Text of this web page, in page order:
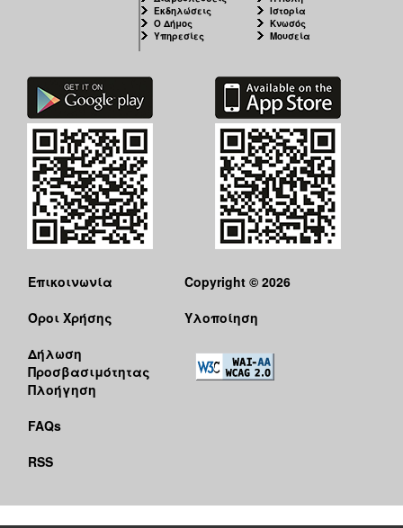
Εκδηλώσεις
Ο Δήμος
Υπηρεσίες
Ιστορία
Κνωσός
Μουσεία
Επικοινωνία
Όροι Χρήσης
Δήλωση
Προσβασιμότητας
Πλοήγηση
FAQs
RSS
Copyright © 2026
Υλοποίηση